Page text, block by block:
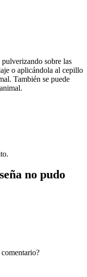
sobre las
o aplicándola al cepillo
También se puede
no pudo